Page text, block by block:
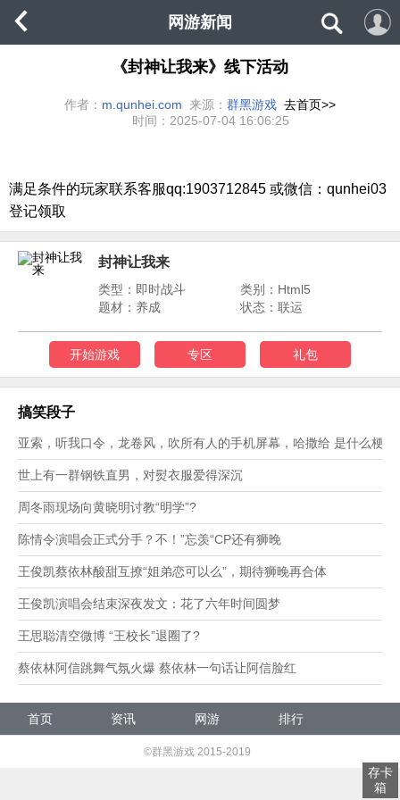
网游新闻
《封神让我来》线下活动
作者： m.qunhei.com 来源： 群黑游戏 去首页>>
时间： 2025-07-04 16:06:25
满足条件的玩家联系客服qq:1903712845 或微信：qunhei03
登记领取
封神让我来
类型：即时战斗
类别：Html5
题材：养成
状态：联运
开始游戏 专区 礼包
搞笑段子
亚索，听我口令，龙卷风，吹所有人的手机屏幕，哈撒给 是什么梗？
世上有一群钢铁直男，对熨衣服爱得深沉
周冬雨现场向黄晓明讨教“明学”?
陈情令演唱会正式分手？不！”忘羡“CP还有狮晚
王俊凯蔡依林酸甜互撩“姐弟恋可以么”，期待狮晚再合体
王俊凯演唱会结束深夜发文：花了六年时间圆梦
王思聪清空微博 “王校长”退圈了?
蔡依林阿信跳舞气氛火爆 蔡依林一句话让阿信脸红
首页 资讯 网游 排行
©群黑游戏 2015-2019
存卡
箱